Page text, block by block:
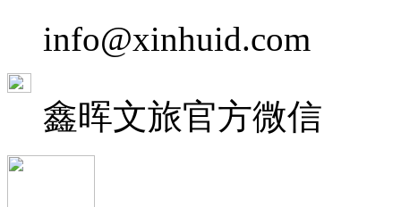
info@xinhuid.com
鑫晖文旅官方微信